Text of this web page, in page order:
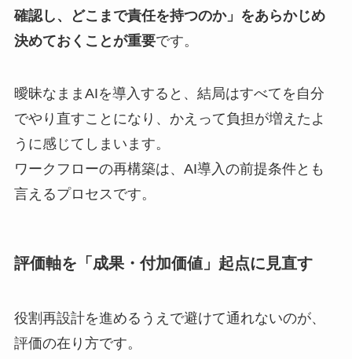
確認し、どこまで責任を持つのか」をあらかじめ
決めておくことが重要です。
曖昧なままAIを導入すると、結局はすべてを自分
でやり直すことになり、かえって負担が増えたよ
うに感じてしまいます。
ワークフローの再構築は、AI導入の前提条件とも
言えるプロセスです。
評価軸を「成果・付加価値」起点に見直す
役割再設計を進めるうえで避けて通れないのが、
評価の在り方です。